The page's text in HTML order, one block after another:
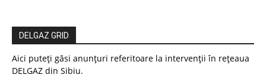
DELGAZ GRID
Aici puteți găsi anunțuri referitoare la intervenții în rețeaua
DELGAZ din Sibiu.